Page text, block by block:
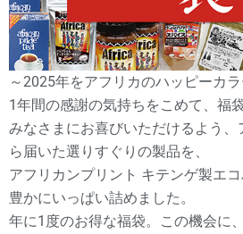
～2025年をアフリカのハッピーカ
1年間の感謝の気持ちをこめて、福
みなさまにお喜びいただけるよう
ら届いた選りすぐりの製品を、
アフリカンプリント キテンゲ製エ
豊かにいっぱい詰めました。
年に1度のお得な福袋。この機会に